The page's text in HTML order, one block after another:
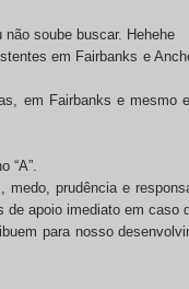
soube buscar. Hehehe
em Fairbanks e
em Fairbanks e mesmo
“A”.
prudência e
apoio imediato em caso
para nosso